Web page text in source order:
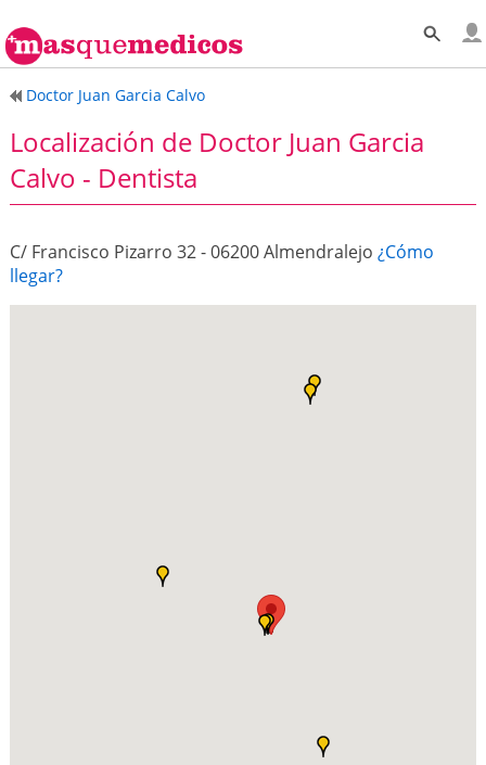
Doctor Juan Garcia Calvo
Localización de Doctor Juan Garcia
Calvo - Dentista
C/ Francisco Pizarro 32 - 06200 Almendralejo ¿Cómo
llegar?